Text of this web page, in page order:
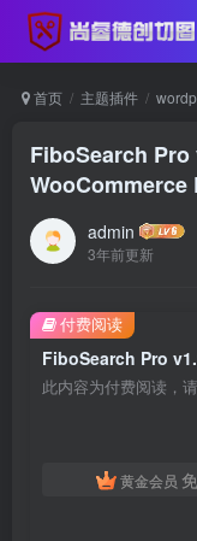
首页 主题插件
FiboSearch
WooCommerce
admin
3年前更新
此内容为付费阅读，
黄金会员
付费阅读